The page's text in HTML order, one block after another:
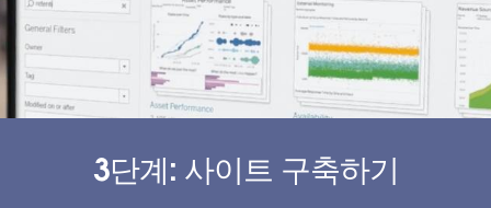
3단계: 사이트 구축하기